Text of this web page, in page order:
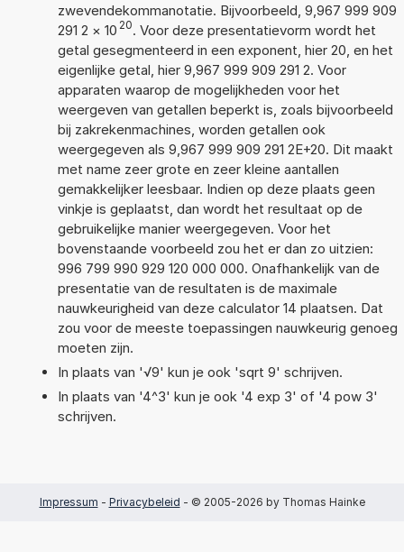
zwevendekommanotatie. Bijvoorbeeld, 9,967 999 909
291 2 × 10 20. Voor deze presentatievorm wordt het
getal gesegmenteerd in een exponent, hier 20, en het
eigenlijke getal, hier 9,967 999 909 291 2. Voor
apparaten waarop de mogelijkheden voor het
weergeven van getallen beperkt is, zoals bijvoorbeeld
bij zakrekenmachines, worden getallen ook
weergegeven als 9,967 999 909 291 2E+20. Dit maakt
met name zeer grote en zeer kleine aantallen
gemakkelijker leesbaar. Indien op deze plaats geen
vinkje is geplaatst, dan wordt het resultaat op de
gebruikelijke manier weergegeven. Voor het
bovenstaande voorbeeld zou het er dan zo uitzien:
996 799 990 929 120 000 000. Onafhankelijk van de
presentatie van de resultaten is de maximale
nauwkeurigheid van deze calculator 14 plaatsen. Dat
zou voor de meeste toepassingen nauwkeurig genoeg
moeten zijn.
In plaats van '√9' kun je ook 'sqrt 9' schrijven.
In plaats van '4^3' kun je ook '4 exp 3' of '4 pow 3'
schrijven.
Impressum - Privacybeleid - © 2005-2026 by Thomas Hainke